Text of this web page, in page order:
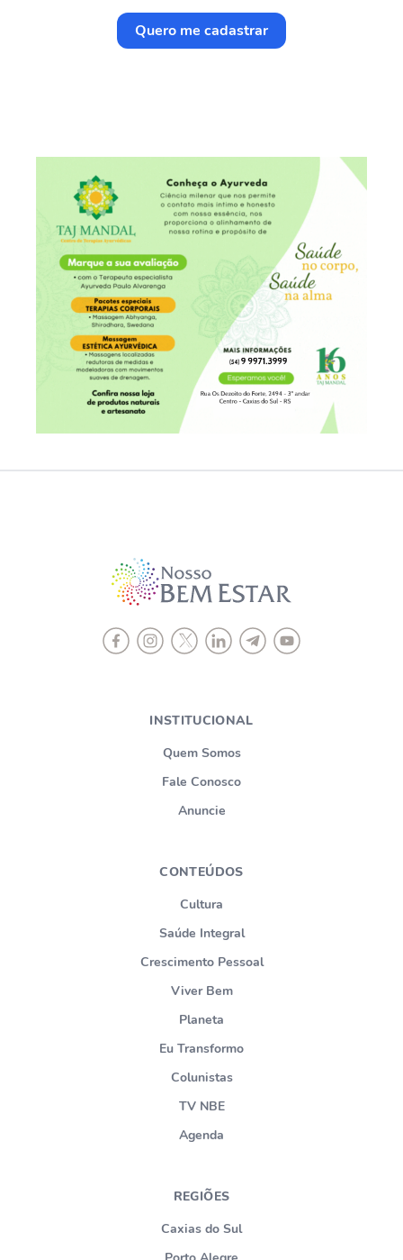
Quero me cadastrar
INSTITUCIONAL
Quem Somos
Fale Conosco
Anuncie
CONTEÚDOS
Cultura
Saúde Integral
Crescimento Pessoal
Viver Bem
Planeta
Eu Transformo
Colunistas
TV NBE
Agenda
REGIÕES
Caxias do Sul